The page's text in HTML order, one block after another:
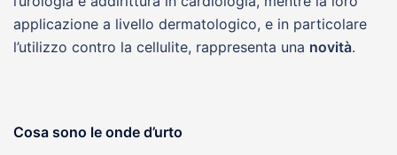
applicazione a livello dermatologico, e in particolare
l’utilizzo contro la cellulite, rappresenta una novità.
Cosa sono le onde d’urto